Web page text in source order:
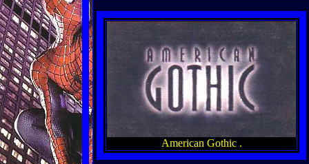
American Gothic .